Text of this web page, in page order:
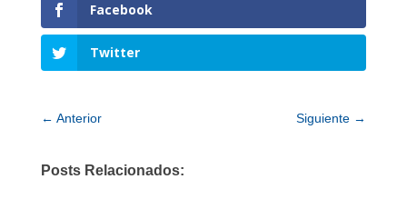
Facebook
Twitter
← Anterior Siguiente →
Posts Relacionados: